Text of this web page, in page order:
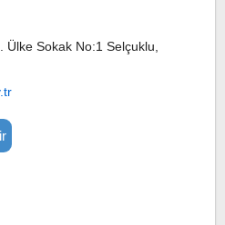
Ülke Sokak No:1 Selçuklu,